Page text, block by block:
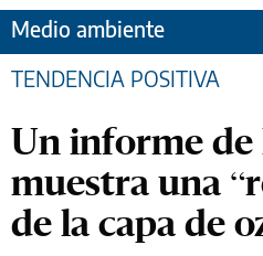
Medio ambiente
TENDENCIA POSITIVA
Un informe de
muestra una
de la capa de